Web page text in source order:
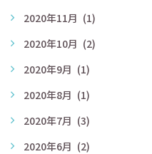
2020年11月 (1)
2020年10月 (2)
2020年9月 (1)
2020年8月 (1)
2020年7月 (3)
2020年6月 (2)